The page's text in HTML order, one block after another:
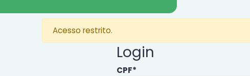
Acesso restrito.
Login
CPF*